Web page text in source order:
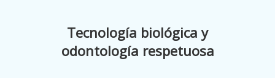
Tecnología biológica y
odontología respetuosa